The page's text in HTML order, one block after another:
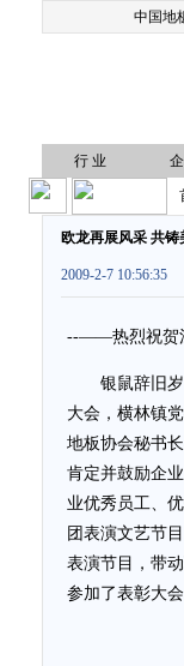
中国地
行 业
欧龙再展风采 共铸
2009-2-7
--——热烈祝贺
银鼠辞旧岁
大会，横林镇
地板协会秘书
肯定并鼓励企
业优秀员工、
团表演文艺节
表演节目，带
参加了表彰大会